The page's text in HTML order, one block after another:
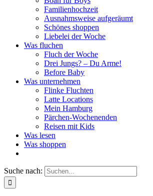
Familienhochzeit
Ausnahmsweise aufgeräumt
Schönes shoppen
Liebelei der Woche
Was fluchen
Fluch der Woche
Drei Jungs? – Du Arme!
Before Baby
Was unternehmen
Flinke Fluchten
Latte Locations
Mein Hamburg
Pärchen-Wochenenden
Reisen mit Kids
Was lesen
Was shoppen
Suche nach: